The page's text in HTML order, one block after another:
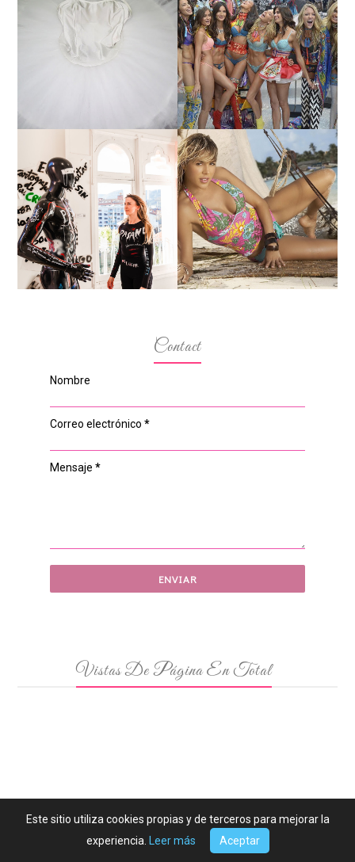
TUTORIAL PARA HACER
UN TUTÚ DE BALLET DE
PLATO CON ARO.
¿QUIERES SABER LA
EDAD Y ALTURA DE LAS
MODELOS VICTORIA'S
SECRET 2017?
MARGA GONZÁLEZ Y
ELIA FERNÁNDEZ
DIALOGAN EN ESPACIO
DEL ANONIMATO, LA
CASA ROSA DE OVIEDO
LA ALTURA DE LAS
MODELOS MAS
BAJITAS
Contact
Nombre
Correo electrónico *
Mensaje *
Vistas De Página En Total
Este sitio utiliza cookies propias y de terceros para mejorar la
experiencia.
Leer más Aceptar
Copyright ©2026 -Si Coppelia Vistiera de Prada